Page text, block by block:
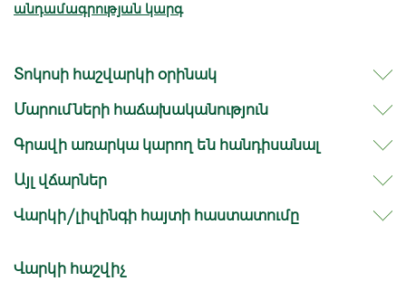
անդամագրության կարգ
Տոկոսի հաշվարկի օրինակ
Մարումների հաճախականություն
Գրավի առարկա կարող են հանդիսանալ
Այլ վճարներ
Վարկի/լիզինգի հայտի հաստատումը
Վարկի հաշվիչ